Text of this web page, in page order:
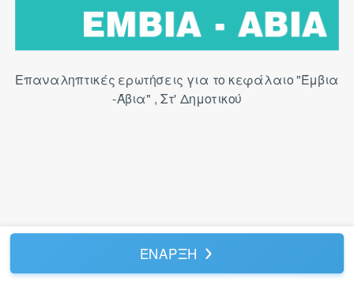
Επαναληπτικές ερωτήσεις για το κεφάλαιο "Έμβια
-Άβια" , Στ' Δημοτικού
ΈΝΑΡΞΗ